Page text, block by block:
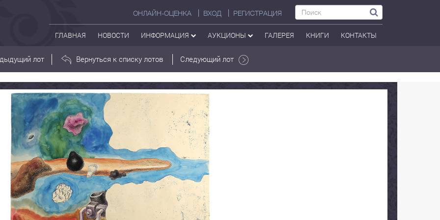
ОНЛАЙН-ОЦЕНКА ВХОД РЕГИСТРАЦИЯ
ГЛАВНАЯ НОВОСТИ ИНФОРМАЦИЯ АУКЦИОНЫ ГАЛЕРЕЯ КНИГИ КОНТАКТЫ
лот Вернуться к списку лотов Следующий лот